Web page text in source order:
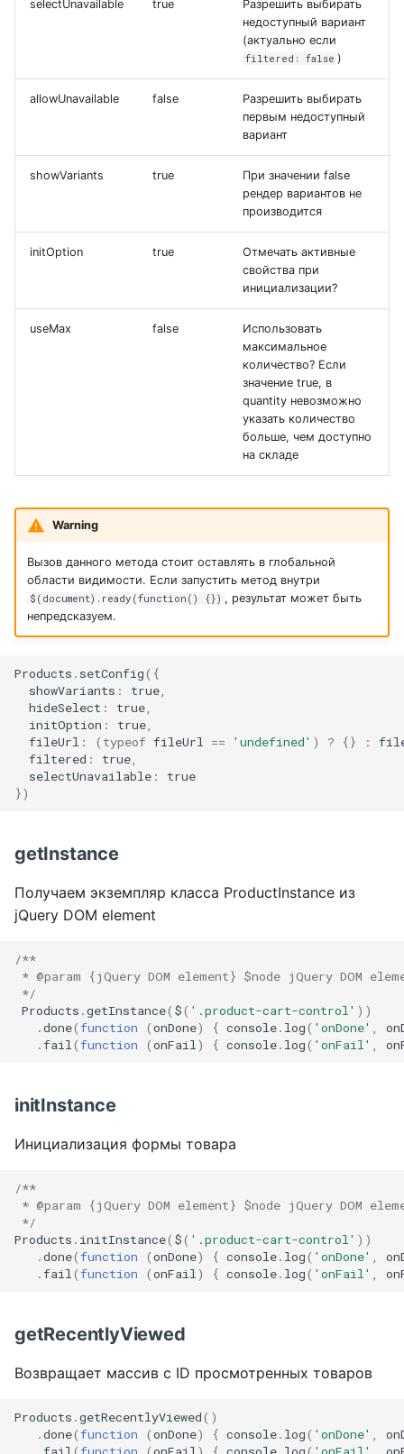
selectUnavailable true
Разрешить выбирать
недоступный вариант
(актуально если
filtered: false )
allowUnavailable false
Разрешить выбирать
первым недоступный
вариант
showVariants true
При значении false
рендер вариантов не
производится
initOption true
Отмечать активные
свойства при
инициализации?
useMax false
Использовать
максимальное
количество? Если
значение true, в
quantity невозможно
указать количество
больше, чем доступно
на складе
Warning
Вызов данного метода стоит оставлять в глобальной
области видимости. Если запустить метод внутри
$(document).ready(function() {}) , результат может быть
непредсказуем.
Products . setConfig({
showVariants : true,
hideSelect : true,
initOption : true,
fileUrl : ( typeof fileUrl == 'undefined' ) ? {} :
filtered : true,
selectUnavailable :
true
})
getInstance
Получаем экземпляр класса ProductInstance из
jQuery DOM element
/**
* @param {jQuery DOM element} $node jQuery DOM
*/
Products .getInstance( $( '.product-cart-control' ))
.done(function (onDone) { console. log( 'onDone' ,
.fail(function (onFail) { console. log( 'onFail' ,
initInstance
Инициализация формы товара
/**
* @param {jQuery DOM element} $node jQuery DOM
*/
Products . initInstance( $( '.product-cart-control' ))
.done(function (onDone) { console. log( 'onDone' ,
.fail(function (onFail) { console. log( 'onFail' ,
getRecentlyViewed
Возвращает массив с ID просмотренных товаров
Products .getRecentlyViewed()
.done(function (onDone) { console. log( 'onDone' ,